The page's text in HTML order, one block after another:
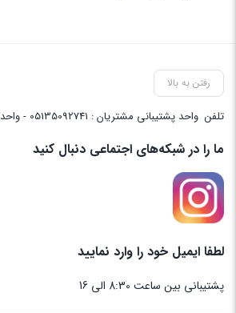
رفتن به بالا
تلفن واحد پشتیبانی مشتریان : 05135092741 - واحد پشتیبانی : 09157153791 - پشتیبانی واحد فنی سایت : 09058048656
ما را در شبکه‌های اجتماعی دنبال کنید
لطفا ایمیل خود را وارد نمایید
پشتیبانی بین ساعت 8:30 الی 16